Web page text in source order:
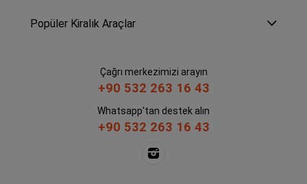
Popüler Kiralık Araçlar
Çağrı merkezimizi arayın
+90 532 263 16 43
Whatsapp'tan destek alın
+90 532 263 16 43